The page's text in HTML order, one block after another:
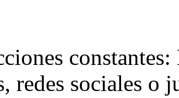
redes sociales o